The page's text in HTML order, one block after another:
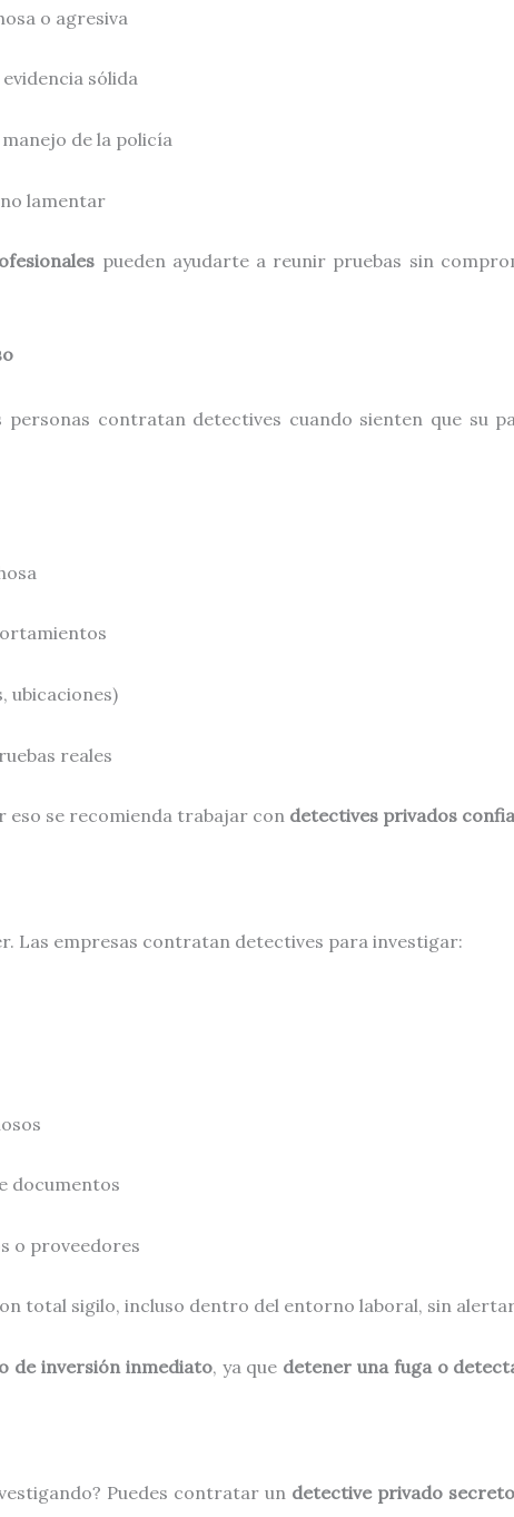
o agresiva
sólida
de la policía
lamentar
pueden ayudarte a reunir pruebas sin
personas contratan detectives cuando sienten que su
ubicaciones)
reales
eso se recomienda trabajar con detectives privados
Las empresas contratan detectives para investigar:
documentos
o proveedores
total sigilo, incluso dentro del entorno laboral, sin
de inversión inmediato, ya que detener una fuga o
Puedes contratar un detective privado secreto